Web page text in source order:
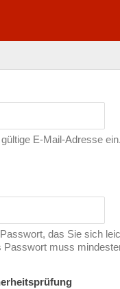
E-Mail-Adresse
das Sie sich
Passwort muss